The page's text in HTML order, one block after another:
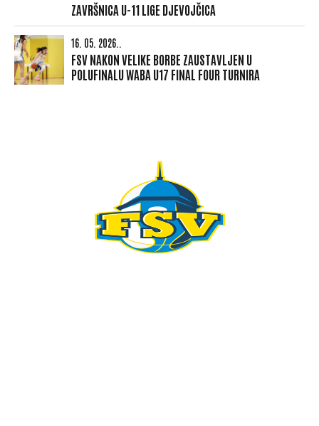
ZAVRŠNICA U-11 LIGE DJEVOJČICA
16. 05. 2026..
FSV NAKON VELIKE BORBE ZAUSTAVLJEN U
POLUFINALU WABA U17 FINAL FOUR TURNIRA